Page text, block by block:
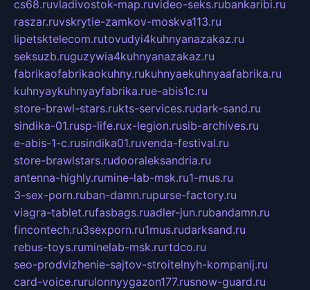
cs68.ruvladivostok-map.ruvideo-seks.rubankaribi.ru
raszar.ruvskrytie-zamkov-moskva113.ru
lipetsktelecom.rutovudyi4kuhnyanazakaz.ru
seksuzb.ruguzywia4kuhnyanazakaz.ru
fabrikaofabrikaokuhny.rukuhnyaekuhnyaafabrika.ru
kuhnyaykuhnyayfabrika.rue-abis1c.ru
store-brawl-stars.rukts-services.rudark-sand.ru
sindika-01.rusp-life.rux-legion.rusib-archives.ru
e-abis-1-c.rusindika01.ruvenda-festival.ru
store-brawlstars.rudooraleksandria.ru
antenna-highly.rumine-lab-msk.ru1-mus.ru
3-sex-porn.ruban-damn.rupurse-factory.ru
viagra-tablet.rufasbags.ruadler-jun.rubandamn.ru
fincontech.ru3sexporn.ru1mus.rudarksand.ru
rebus-toys.ruminelab-msk.rurtdco.ru
seo-prodvizhenie-sajtov-stroitelnyh-kompanij.ru
card-voice.rurulonnyygazon177.rusnow-guard.ru